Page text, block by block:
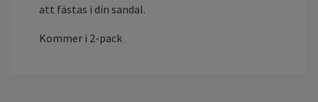
att fästas i din sandal.
Kommer i 2-pack